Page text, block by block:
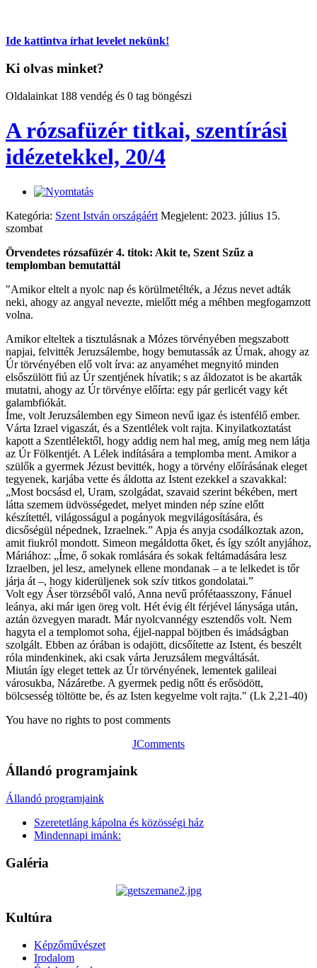
Ide kattintva írhat levelet nekünk!
Ki olvas minket?
Oldalainkat 188 vendég és 0 tag böngészi
A rózsafüzér titkai, szentírási
idézetekkel, 20/4
Kategória: Szent István országáért Megjelent: 2023. július 15.
szombat
Örvendetes rózsafüzér 4. titok: Akit te, Szent Szűz a
templomban bemutattál
"Amikor eltelt a nyolc nap és körülmetélték, a Jézus nevet adták
neki, ahogy az angyal nevezte, mielőtt még a méhben megfogamzott
volna.
Amikor elteltek a tisztulásnak a Mózes törvényében megszabott
napjai, felvitték Jeruzsálembe, hogy bemutassák az Úrnak, ahogy az
Úr törvényében elő volt írva: az anyaméhet megnyitó minden
elsőszülött fiú az Úr szentjének hívatik; s az áldozatot is be akarták
mutatni, ahogy az Úr törvénye előírta: egy pár gerlicét vagy két
galambfiókát.
Íme, volt Jeruzsálemben egy Simeon nevű igaz és istenfélő ember.
Várta Izrael vigaszát, és a Szentlélek volt rajta. Kinyilatkoztatást
kapott a Szentlélektől, hogy addig nem hal meg, amíg meg nem látja
az Úr Fölkentjét. A Lélek indítására a templomba ment. Amikor a
szülők a gyermek Jézust bevitték, hogy a törvény előírásának eleget
tegyenek, karjába vette és áldotta az Istent ezekkel a szavakkal:
„Most bocsásd el, Uram, szolgádat, szavaid szerint békében, mert
látta szemem üdvösségedet, melyet minden nép színe előtt
készítettél, világosságul a pogányok megvilágosítására, és
dicsőségül népednek, Izraelnek.” Apja és anyja csodálkoztak azon,
amit fiukról mondott. Simeon megáldotta őket, és így szólt anyjához,
Máriához: „Íme, ő sokak romlására és sokak feltámadására lesz
Izraelben, jel lesz, amelynek ellene mondanak – a te lelkedet is tőr
járja át –, hogy kiderüljenek sok szív titkos gondolatai.”
Volt egy Áser törzséből való, Anna nevű prófétaasszony, Fánuel
leánya, aki már igen öreg volt. Hét évig élt férjével lánysága után,
aztán özvegyen maradt. Már nyolcvannégy esztendős volt. Nem
hagyta el a templomot soha, éjjel-nappal böjtben és imádságban
szolgált. Ebben az órában is odajött, dicsőítette az Istent, és beszélt
róla mindenkinek, aki csak várta Jeruzsálem megváltását.
Miután így eleget tettek az Úr törvényének, lementek galileai
városukba, Názáretbe. A gyermek pedig nőtt és erősödött,
bölcsesség töltötte be, és az Isten kegyelme volt rajta." (Lk 2,21-40)
You have no rights to post comments
JComments
Állandó programjaink
Állandó programjaink
Szeretetláng kápolna és közösségi ház
Mindennapi imánk:
Galéria
Kultúra
Képzőművészet
Irodalom